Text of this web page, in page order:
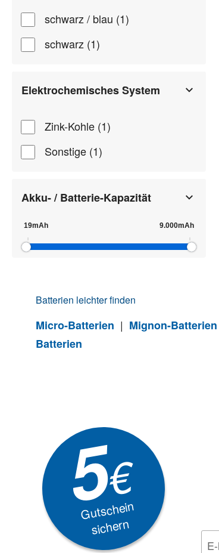
schwarz / blau (1)
schwarz (1)
Elektrochemisches System
Zink-Kohle (1)
Sonstige (1)
Akku- / Batterie-Kapazität
Batterien leichter finden
Micro-Batterien | Mignon-Batterien
Batterien
5€
Gutschein
sichern